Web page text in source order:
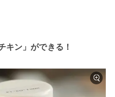
キン」ができる！